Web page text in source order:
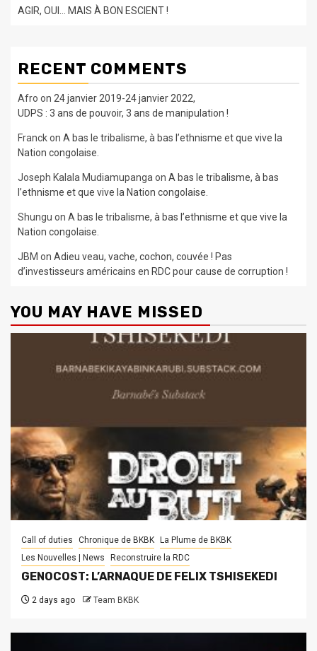
AGIR, OUI… MAIS À BON ESCIENT !
RECENT COMMENTS
Afro on 24 janvier 2019-24 janvier 2022,
UDPS : 3 ans de pouvoir, 3 ans de manipulation !
Franckon A bas le tribalisme, à bas l’ethnisme et que vive la
Nation congolaise.
Joseph Kalala Mudiamupangaon A bas le tribalisme, à bas
l’ethnisme et que vive la Nation congolaise.
Shungu on A bas le tribalisme, à bas l’ethnisme et que vive la
Nation congolaise.
JBM on Adieu veau, vache, cochon, couvée ! Pas
d’investisseurs américains en RDC pour cause de corruption !
YOU MAY HAVE MISSED
Call of duties Chronique de BKBK
La Plume de BKBK
Les Nouvelles | News
Reconstruire la RDC
GENOCOST: L’ARNAQUE DE FELIX TSHISEKEDI
2 days ago Team BKBK